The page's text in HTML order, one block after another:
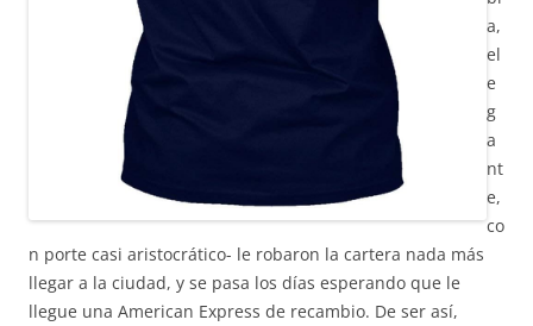
a,
el
e
g
a
nt
e,
co
n porte casi aristocrático- le robaron la cartera nada más
llegar a la ciudad, y se pasa los días esperando que le
llegue una American Express de recambio. De ser así,